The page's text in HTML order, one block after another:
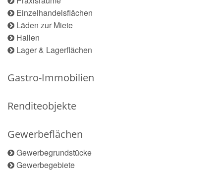
Einzelhandelsflächen
Läden zur Miete
Hallen
Lager & Lagerflächen
Gastro-Immobilien
Renditeobjekte
Gewerbeflächen
Gewerbegrundstücke
Gewerbegebiete